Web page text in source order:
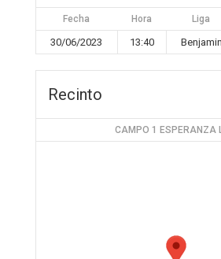
Fecha Hora Liga
30/06/2023 13:40 Benjamin
Recinto
CAMPO 1 ESPERANZA